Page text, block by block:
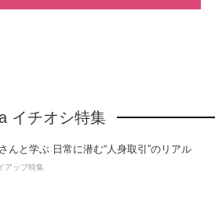
イチオシ特集
んと学ぶ 日常に潜む“人身取引”のリアル
アップ特集